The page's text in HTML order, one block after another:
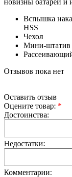
Вспышка
HSS
Чехол
Мини-штатив
Отзывов пока нет
Оставить отзыв
Оцените товар: *
Достоинства:
Недостатки:
Комментарии: